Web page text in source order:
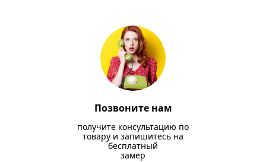
Позвоните нам
получите консультацию по
товару и запишитесь на
бесплатный
замер